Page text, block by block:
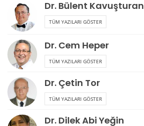
Dr. Bülent Kavuşturan
TÜM YAZILARI GÖSTER
Dr. Cem Heper
TÜM YAZILARI GÖSTER
Dr. Çetin Tor
TÜM YAZILARI GÖSTER
Dr. Dilek Abi Yeğin